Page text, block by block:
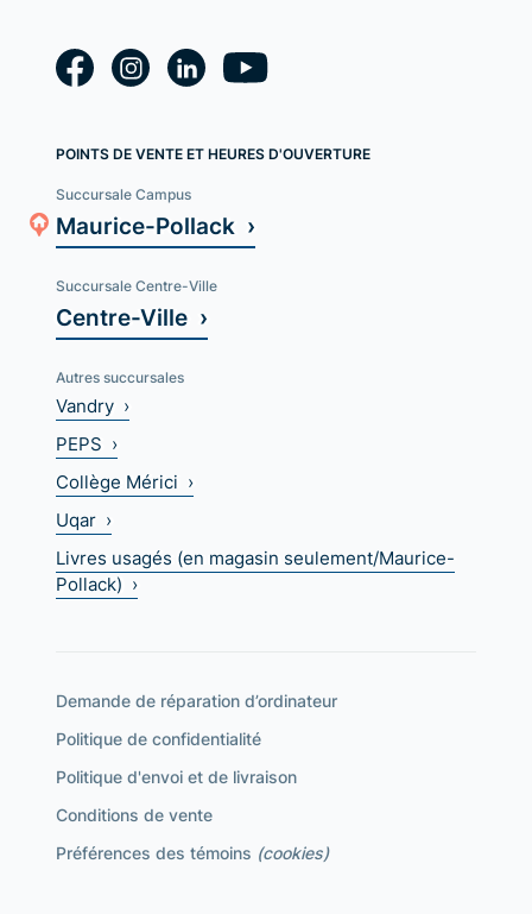
POINTS DE VENTE ET HEURES D'OUVERTURE
Succursale Campus
Maurice-Pollack ›
Succursale Centre-Ville
Centre-Ville ›
Autres succursales
Vandry ›
PEPS ›
Collège Mérici ›
Uqar ›
Livres usagés (en magasin seulement/Maurice-
Pollack) ›
Demande de réparation d’ordinateur
Politique de confidentialité
Politique d'envoi et de livraison
Conditions de vente
Préférences des témoins (cookies)